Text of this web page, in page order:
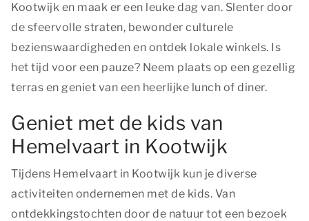
Kootwijk en maak er een leuke dag van. Slenter door
de sfeervolle straten, bewonder culturele
bezienswaardigheden en ontdek lokale winkels. Is
het tijd voor een pauze? Neem plaats op een gezellig
terras en geniet van een heerlijke lunch of diner.
Geniet met de kids van
Hemelvaart in Kootwijk
Tijdens Hemelvaart in Kootwijk kun je diverse
activiteiten ondernemen met de kids. Van
ontdekkingstochten door de natuur tot een bezoek